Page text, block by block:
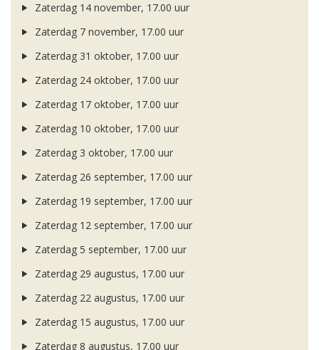
Zaterdag 14 november, 17.00 uur
Zaterdag 7 november, 17.00 uur
Zaterdag 31 oktober, 17.00 uur
Zaterdag 24 oktober, 17.00 uur
Zaterdag 17 oktober, 17.00 uur
Zaterdag 10 oktober, 17.00 uur
Zaterdag 3 oktober, 17.00 uur
Zaterdag 26 september, 17.00 uur
Zaterdag 19 september, 17.00 uur
Zaterdag 12 september, 17.00 uur
Zaterdag 5 september, 17.00 uur
Zaterdag 29 augustus, 17.00 uur
Zaterdag 22 augustus, 17.00 uur
Zaterdag 15 augustus, 17.00 uur
Zaterdag 8 augustus, 17.00 uur